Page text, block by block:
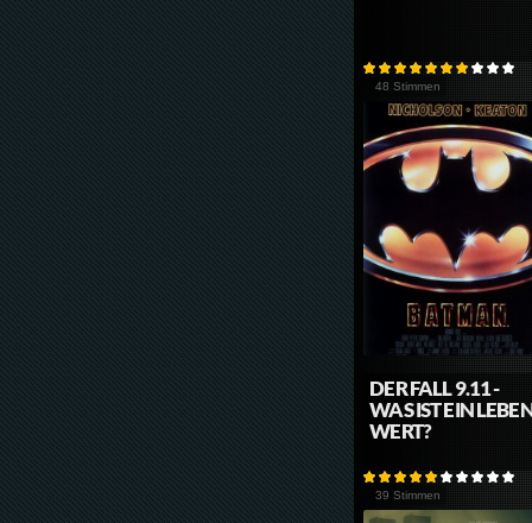
48 Stimmen
DER FALL 9.11 -
WAS IST EIN
WERT?
39 Stimmen